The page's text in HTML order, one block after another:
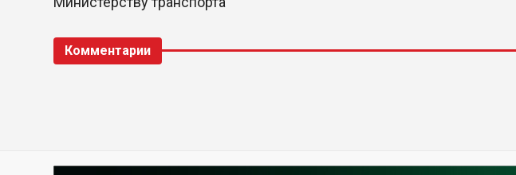
Комментарии